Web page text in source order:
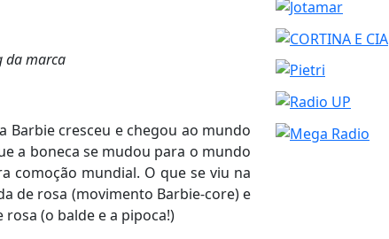
da marca
Barbie cresceu e chegou ao mundo
a boneca se mudou para o mundo
comoção mundial. O que se viu na
de rosa (movimento Barbie-core) e
(o balde e a pipoca!)